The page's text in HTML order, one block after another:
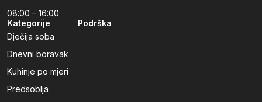
08:00 – 16:00
Kategorije
Dječija soba
Dnevni boravak
Kuhinje po mjeri
Predsoblja
Podrška